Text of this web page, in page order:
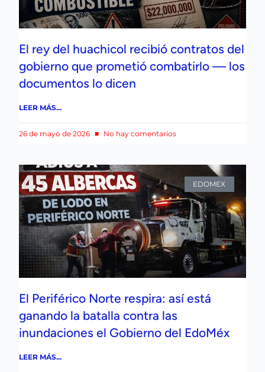
El rey del huachicol recibió contratos del
gobierno que prometió combatirlo — los
documentos lo dicen
LEER MÁS...
26 de mayo de 2026 No hay comentarios
EDOMEX
El Periférico Norte respira: así está
ganando la batalla contra las
inundaciones el Gobierno del EdoMéx
LEER MÁS...